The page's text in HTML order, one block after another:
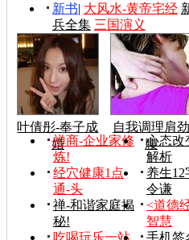
新书| 大风水-黄帝宅经
兵全集 三国演义
叶倩彤-奉子成
婚
自我调理肩劲
腰
禅商-企业家修
炼!
心态改
解析
经穴健康1点
通-头
养生12
令谦
禅-和谐家庭揭
秘!
<道德
智慧
吃喝玩乐一站
手机签